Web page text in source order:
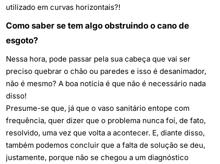
utilizado em curvas horizontais?!
Como saber se tem algo obstruindo o cano de
esgoto?
Nessa hora, pode passar pela sua cabeça que vai ser
preciso quebrar o chão ou paredes e isso é desanimador,
não é mesmo? A boa notícia é que não é necessário nada
disso!
Presume-se que, já que o vaso sanitário entope com
frequência, quer dizer que o problema nunca foi, de fato,
resolvido, uma vez que volta a acontecer. E, diante disso,
também podemos concluir que a falta de solução se deu,
justamente, porque não se chegou a um diagnóstico